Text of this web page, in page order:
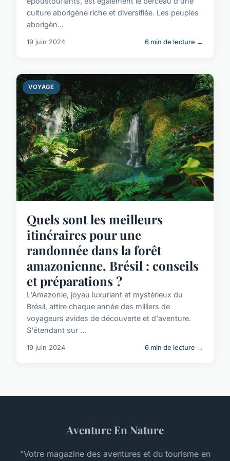
culture aborigène riche et diversifiée. Les peuples
aborigèn...
19 juin 2024 6 min de lecture →
VOYAGE
Quels sont les meilleurs
itinéraires pour une
randonnée dans la forêt
amazonienne, Brésil : conseils
et préparations ?
L'Amazonie, joyau luxuriant et mystérieux du
Brésil, attire chaque année des milliers de
voyageurs avides de découverte et d'aventure.
S'étendant sur ...
19 juin 2024 6 min de lecture →
Aventure En Nature
“Votre magazine des aventures et du tourisme en